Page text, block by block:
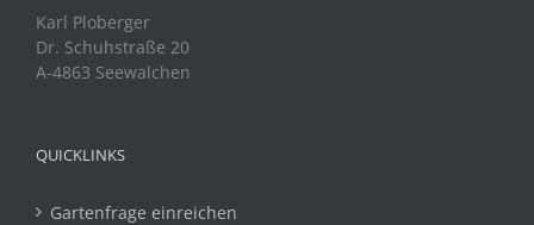
Karl Ploberger
Dr. Schuhstraße 20
A-4863 Seewalchen
QUICKLINKS
Gartenfrage einreichen